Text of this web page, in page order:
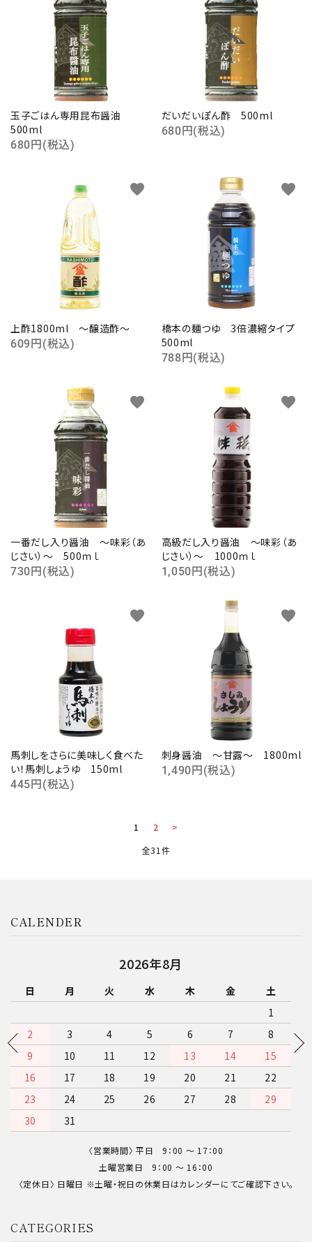
玉子ごはん専用昆布醤油
500ml
680円(税込)
だいだいぽん酢 500ml
680円(税込)
上酢1800ml ～醸造酢～
609円(税込)
favorite
橋本の麺つゆ 3倍濃縮タイプ
500ml
788円(税込)
favorite
一番だし入り醤油 ～味彩（あ
じさい）～ 500ｍｌ
730円(税込)
favorite
高級だし入り醤油 ～味彩（あ
じさい）～ 1000ｍｌ
1,050円(税込)
favorite
馬刺しをさらに美味しく食べた
い！馬刺しょうゆ 150ml
445円(税込)
favorite
刺身醤油 ～甘露～ 1800ml
1,490円(税込)
favorite
1 2
>
全31件
キーワード
カテゴリー
CATEGORIES
CALENDER
2026年9月
日 月 火 水 木 金
土
5
6
7 8 9 10 11
12
13
14 15 16 17 18
19
20
21 22 23 24 25
26
27
28 29 30
〈営業時間〉 平日 9：00 〜 17：00
土曜営業日 9：00 〜 16：00
〈定休日〉 日曜日 ※土曜・祝日の休業日はカレンダーにてご確認下さい。